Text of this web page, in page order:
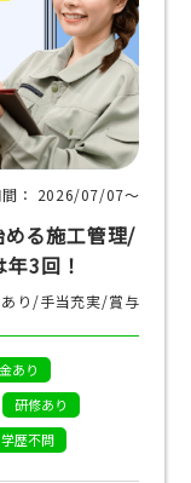
間： 2026/07/07〜
める施工管理/
3回！
り/手当充実/賞与
あり
研修あり
学歴不問